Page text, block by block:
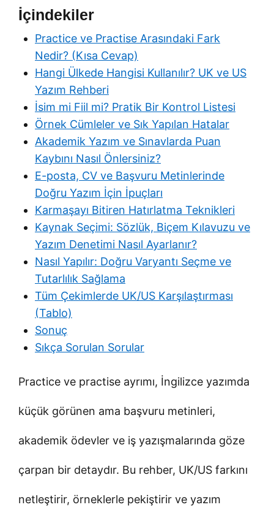
İçindekiler
Practice ve Practise Arasındaki Fark
Nedir? (Kısa Cevap)
Hangi Ülkede Hangisi Kullanılır? UK ve US
Yazım Rehberi
İsim mi Fiil mi? Pratik Bir Kontrol Listesi
Örnek Cümleler ve Sık Yapılan Hatalar
Akademik Yazım ve Sınavlarda Puan
Kaybını Nasıl Önlersiniz?
E-posta, CV ve Başvuru Metinlerinde
Doğru Yazım İçin İpuçları
Karmaşayı Bitiren Hatırlatma Teknikleri
Kaynak Seçimi: Sözlük, Biçem Kılavuzu ve
Yazım Denetimi Nasıl Ayarlanır?
Nasıl Yapılır: Doğru Varyantı Seçme ve
Tutarlılık Sağlama
Tüm Çekimlerde UK/US Karşılaştırması
(Tablo)
Sonuç
Sıkça Sorulan Sorular
Practice ve practise ayrımı, İngilizce yazımda
küçük görünen ama başvuru metinleri,
akademik ödevler ve iş yazışmalarında göze
çarpan bir detaydır. Bu rehber, UK/US farkını
netleştirir, örneklerle pekiştirir ve yazım